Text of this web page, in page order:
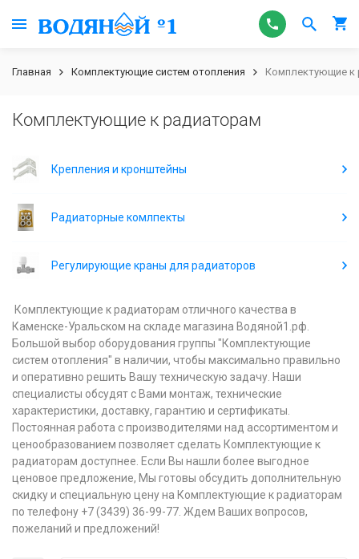
Главная Комплектующие систем отопления Комплектующие к
Комплектующие к радиаторам
Крепления и кронштейны
Радиаторные комлпекты
Регулирующие краны для радиаторов
Комплектующие к радиаторам отличного качества в
Каменске-Уральском на складе магазина Водяной1.рф.
Большой выбор оборудования группы "Комплектующие
систем отопления" в наличии, чтобы максимально правильно
и оперативно решить Вашу техническую задачу. Наши
специалисты обсудят с Вами монтаж, технические
характеристики, доставку, гарантию и сертификаты.
Постоянная работа с производителями над ассортиментом и
ценообразованием позволяет сделать Комплектующие к
радиаторам доступнее. Если Вы нашли более выгодное
ценовое предложение, Мы готовы обсудить дополнительную
скидку и специальную цену на Комплектующие к радиаторам
по телефону +7 (3439) 36-99-77. Ждем Ваших вопросов,
пожеланий и предложений!